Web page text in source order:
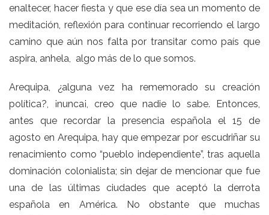
enaltecer, hacer fiesta y que ese día sea un momento de
meditación, reflexión para continuar recorriendo el largo
camino que aún nos falta por transitar como país que
aspira, anhela, algo más de lo que somos.
Arequipa, ¿alguna vez ha rememorado su creación
política?, ¡nunca¡, creo que nadie lo sabe. Entonces,
antes que recordar la presencia española el 15 de
agosto en Arequipa, hay que empezar por escudriñar su
renacimiento como “pueblo independiente”, tras aquella
dominación colonialista; sin dejar de mencionar que fue
una de las últimas ciudades que aceptó la derrota
española en América. No obstante que muchas